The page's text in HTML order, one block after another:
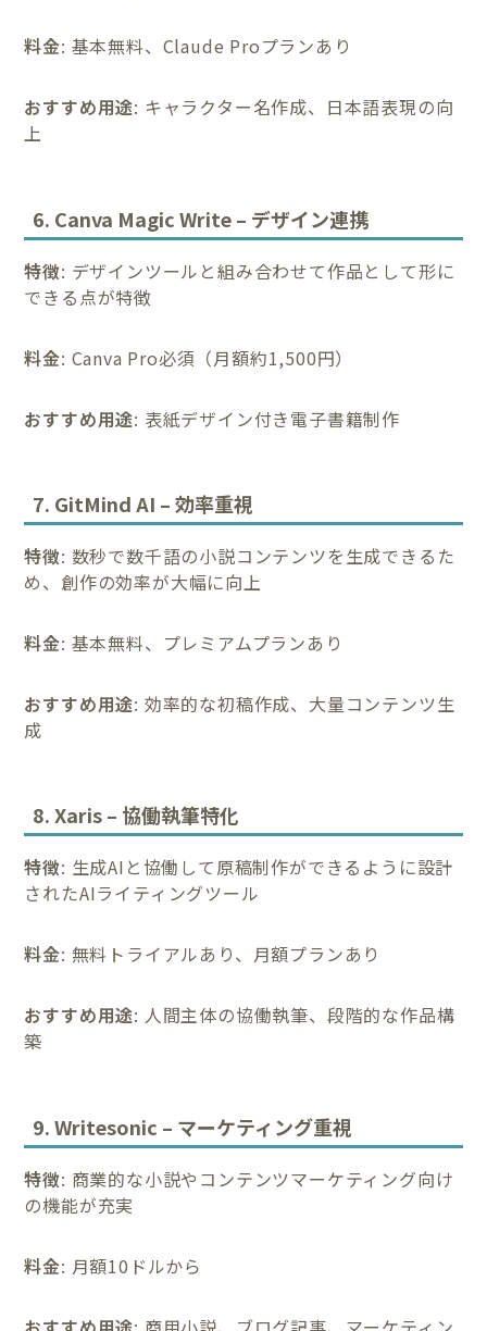
料金: 基本無料、Claude Proプランあり
おすすめ用途: キャラクター名作成、日本語表現の向
上
6. Canva Magic Write – デザイン連携
特徴: デザインツールと組み合わせて作品として形に
できる点が特徴
料金: Canva Pro必須（月額約1,500円）
おすすめ用途: 表紙デザイン付き電子書籍制作
7. GitMind AI – 効率重視
特徴: 数秒で数千語の小説コンテンツを生成できるた
め、創作の効率が大幅に向上
料金: 基本無料、プレミアムプランあり
おすすめ用途: 効率的な初稿作成、大量コンテンツ生
成
8. Xaris – 協働執筆特化
特徴: 生成AIと協働して原稿制作ができるように設計
されたAIライティングツール
料金: 無料トライアルあり、月額プランあり
おすすめ用途: 人間主体の協働執筆、段階的な作品構
築
9. Writesonic – マーケティング重視
特徴: 商業的な小説やコンテンツマーケティング向け
の機能が充実
料金: 月額10ドルから